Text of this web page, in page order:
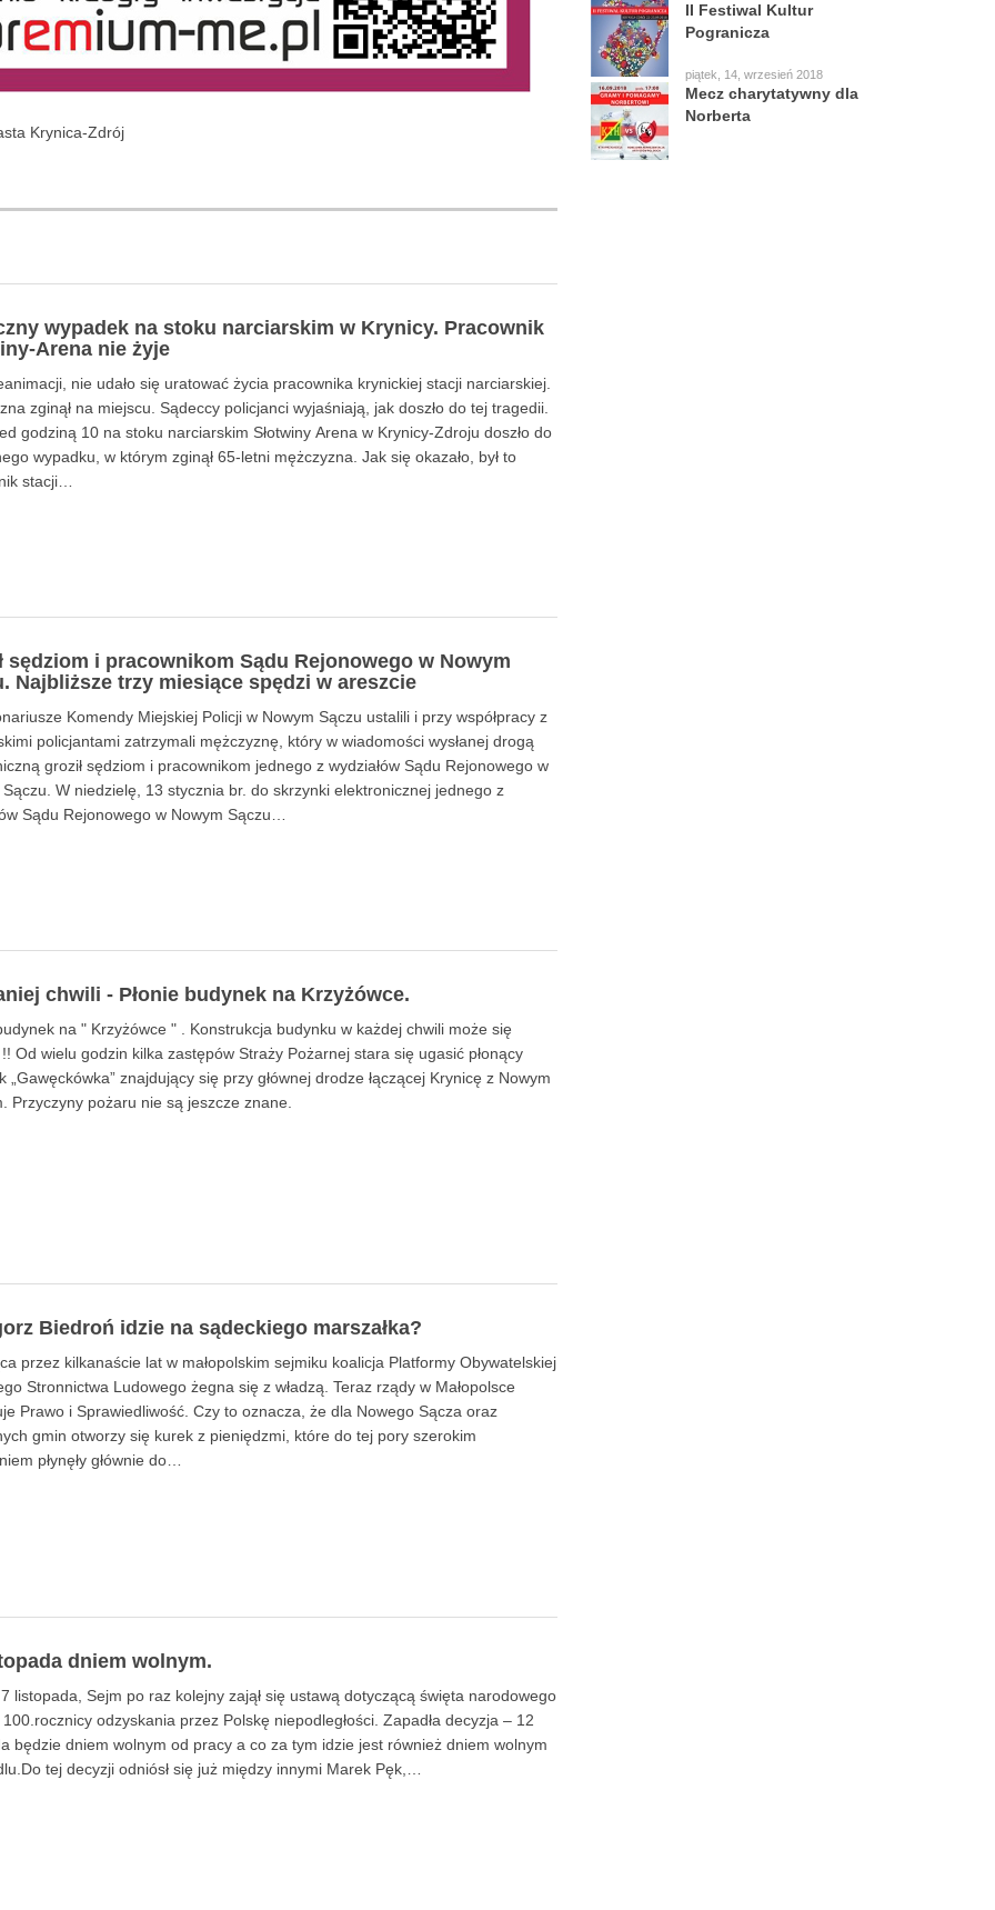
Krynica-Zdrój
wypadek na stoku narciarskim w Krynicy. Pracownik
Arena nie żyje
nie udało się uratować życia pracownika krynickiej stacji narciarskiej.
zginął na miejscu. Sądeccy policjanci wyjaśniają, jak doszło do tej tragedii.
godziną 10 na stoku narciarskim Słotwiny Arena w Krynicy-Zdroju doszło do
wypadku, w którym zginął 65-letni mężczyzna. Jak się okazało, był to
stacji…
sędziom i pracownikom Sądu Rejonowego w Nowym
Najbliższe trzy miesiące spędzi w areszcie
Komendy Miejskiej Policji w Nowym Sączu ustalili i przy współpracy z
policjantami zatrzymali mężczyznę, który w wiadomości wysłanej drogą
groził sędziom i pracownikom jednego z wydziałów Sądu Rejonowego w
Sączu. W niedzielę, 13 stycznia br. do skrzynki elektronicznej jednego z
Sądu Rejonowego w Nowym Sączu…
chwili - Płonie budynek na Krzyżówce.
na " Krzyżówce " . Konstrukcja budynku w każdej chwili może się
Od wielu godzin kilka zastępów Straży Pożarnej stara się ugasić płonący
„Gawęckówka” znajdujący się przy głównej drodze łączącej Krynicę z Nowym
Przyczyny pożaru nie są jeszcze znane.
Biedroń idzie na sądeckiego marszałka?
przez kilkanaście lat w małopolskim sejmiku koalicja Platformy Obywatelskiej
Stronnictwa Ludowego żegna się z władzą. Teraz rządy w Małopolsce
Prawo i Sprawiedliwość. Czy to oznacza, że dla Nowego Sącza oraz
gmin otworzy się kurek z pieniędzmi, które do tej pory szerokim
płynęły głównie do…
dniem wolnym.
listopada, Sejm po raz kolejny zajął się ustawą dotyczącą święta narodowego
odzyskania przez Polskę niepodległości. Zapadła decyzja – 12
będzie dniem wolnym od pracy a co za tym idzie jest również dniem wolnym
tej decyzji odniósł się już między innymi Marek Pęk,…
II Festiwal Kultur
Pogranicza
piątek, 14, wrzesień 2018
Mecz charytatywny dla
Norberta